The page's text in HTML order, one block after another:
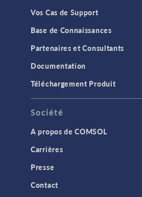
Vos Cas de Support
Base de Connaissances
Partenaires et Consultants
Documentation
Téléchargement Produit
Société
A propos de COMSOL
Carrières
Presse
Contact